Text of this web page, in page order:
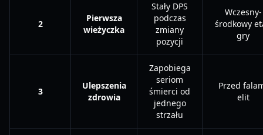
2
Pierwsza
wieżyczka
Stały DPS
podczas
zmiany
pozycji
Wczesny-
środkowy
gry
3
Ulepszenia
zdrowia
Zapobiega
seriom
śmierci od
jednego
strzału
Przed
elit